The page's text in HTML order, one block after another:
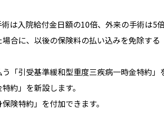
は入院給付金日額の10倍、外来の手術は5
合に、以後の保険料の払い込みを免除する
「引受基準緩和型重度三疾病一時金特約」
約」を新設します。
険特約」を付加できます。